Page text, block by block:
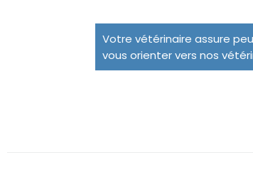
Votre vétérinaire assure
vous orienter vers nos